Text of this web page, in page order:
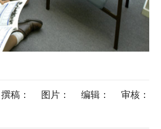
撰稿： 图片： 编辑： 审核：